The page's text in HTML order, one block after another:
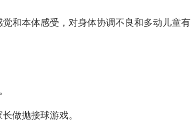
和本体感受，对身体协调不良和多动儿童有
做抛接球游戏。